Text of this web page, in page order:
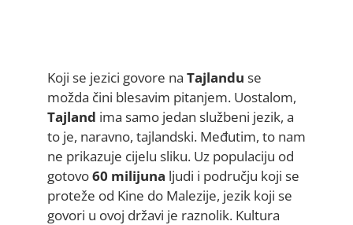
Koji se jezici govore na Tajlandu se
možda čini blesavim pitanjem. Uostalom,
Tajland ima samo jedan službeni jezik, a
to je, naravno, tajlandski. Međutim, to nam
ne prikazuje cijelu sliku. Uz populaciju od
gotovo60 milijuna ljudi i području koji se
proteže od Kine do Malezije, jezik koji se
govori u ovoj državi je raznolik. Kultura